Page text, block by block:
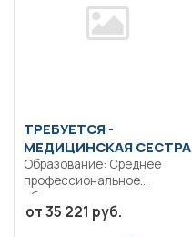
ТРЕБУЕТСЯ -
МЕДИЦИНСКАЯ СЕСТРА
Образование: Среднее
профессиональное
образование.
Ответственность.. В
от 35 221 руб.